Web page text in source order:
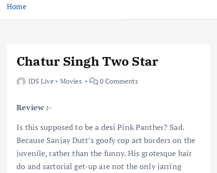
t
Home
Chatur Singh Two Star
IDS Live Movies 0 Comments
Review :-
Is this supposed to be a desi Pink Panther? Sad.
Because Sanjay Dutt’s goofy cop act borders on the
juvenile, rather than the funny. His grotesque hair
do and sartorial get-up are not the only jarring